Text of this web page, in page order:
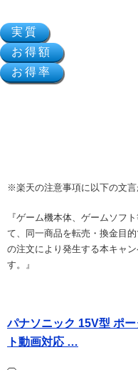
※楽天の注意事項に以下の文言
『ゲーム機本体、ゲームソフ
て、同一商品を転売・換金目
の注文により発生する本キャ
す。』
パナソニック 15V型 ポ
ト動画対応 …